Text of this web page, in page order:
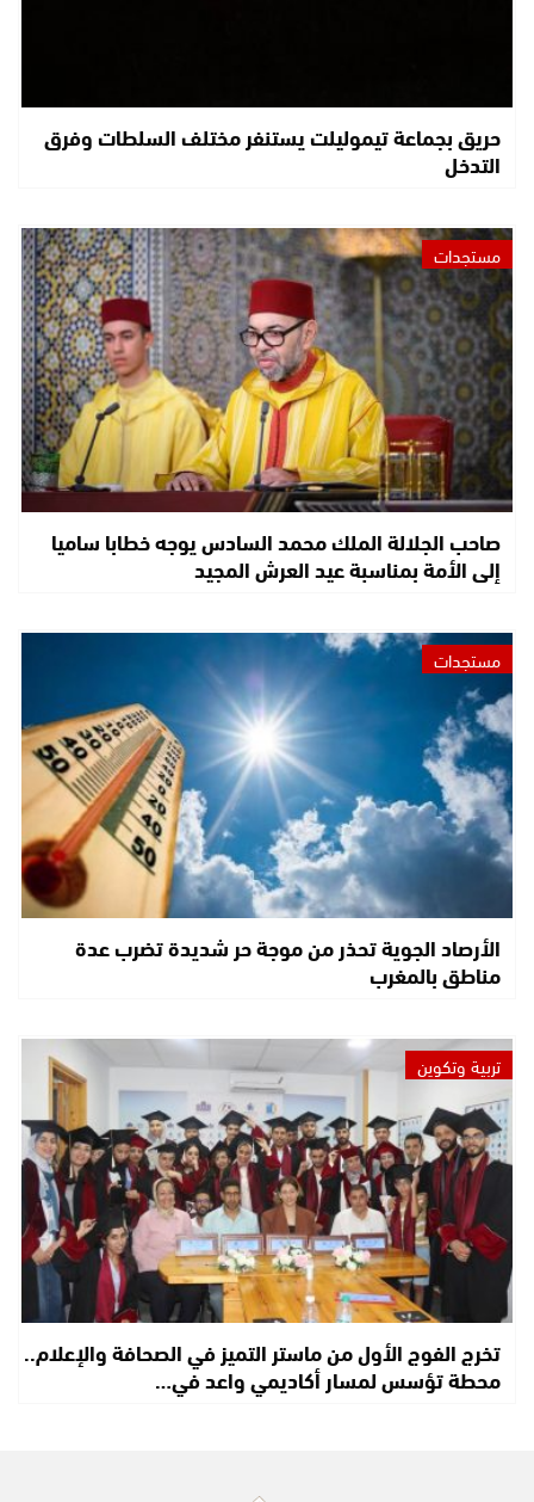
حريق بجماعة تيموليلت يستنفر مختلف السلطات وفرق
التدخل
مستجدات
صاحب الجلالة الملك محمد السادس يوجه خطابا ساميا
إلى الأمة بمناسبة عيد العرش المجيد
مستجدات
الأرصاد الجوية تحذر من موجة حر شديدة تضرب عدة
مناطق بالمغرب
تربية وتكوين
تخرج الفوج الأول من ماستر التميز في الصحافة والإعلام..
محطة تؤسس لمسار أكاديمي واعد في…